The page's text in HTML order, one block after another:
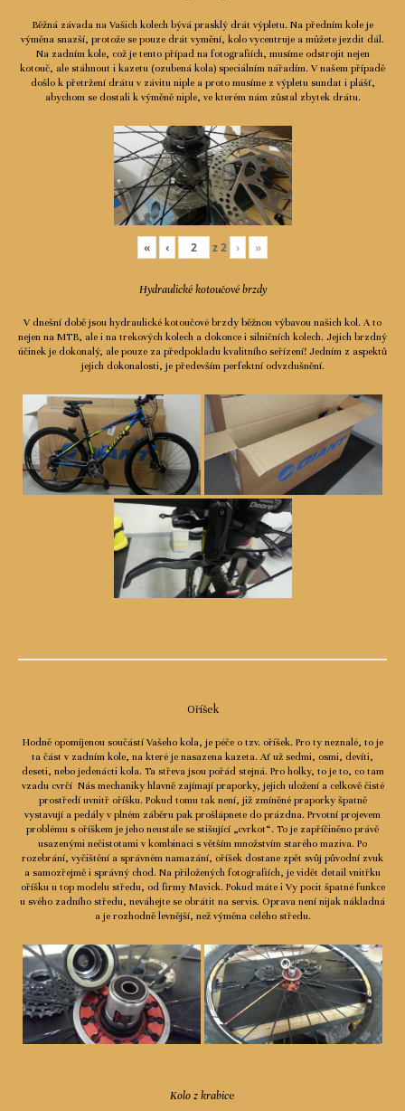
Běžná závada na Vašich kolech bývá prasklý drát výpletu. Na předním kole je
výměna snazší, protože se pouze drát vymění, kolo vycentruje a můžete jezdit dál.
Na zadním kole, což je tento případ na fotografiích, musíme odstrojit nejen
kotouč, ale stáhnout i kazetu (ozubená kola) speciálním nářadím. V našem případě
došlo k přetržení drátu v závitu niple a proto musíme z výpletu sundat i plášť,
abychom se dostali k výměně niple, ve kterém nám zůstal zbytek drátu.
« ‹ z2 › »
Hydraulické kotoučové brzdy
V dnešní době jsou hydraulické kotoučové brzdy běžnou výbavou našich kol. A to
nejen na MTB, ale i na trekových kolech a dokonce i silničních kolech. Jejich brzdný
účinek je dokonalý, ale pouze za předpokladu kvalitního seřízení! Jedním z aspektů
jejich dokonalosti, je především perfektní odvzdušnění.
Oříšek
Hodně opomíjenou součástí Vašeho kola, je péče o tzv. oříšek. Pro ty neznalé, to je
ta část v zadním kole, na které je nasazena kazeta. Ať už sedmi, osmi, devíti,
deseti, nebo jedenácti kola. Ta střeva jsou pořád stejná. Pro holky, to je to, co tam
vzadu cvrčí Nás mechaniky hlavně zajímají praporky, jejich uložení a celkově čisté
prostředí uvnitř oříšku. Pokud tomu tak není, již zmíněné praporky špatně
vystavují a pedály v plném záběru pak prošlápnete do prázdna. Prvotní projevem
problému s oříškem je jeho neustále se stišující „cvrkot“. To je zapříčiněno právě
usazenými nečistotami v kombinaci s větším množstvím starého maziva. Po
rozebrání, vyčištění a správném namazání, oříšek dostane zpět svůj původní zvuk
a samozřejmě i správný chod. Na přiložených fotografiích, je vidět detail vnitřku
oříšku u top modelu středu, od firmy Mavick. Pokud máte i Vy pocit špatné funkce
u svého zadního středu, neváhejte se obrátit na servis. Oprava není nijak nákladná
a je rozhodně levnější, než výměna celého středu.
Kolo z krabice